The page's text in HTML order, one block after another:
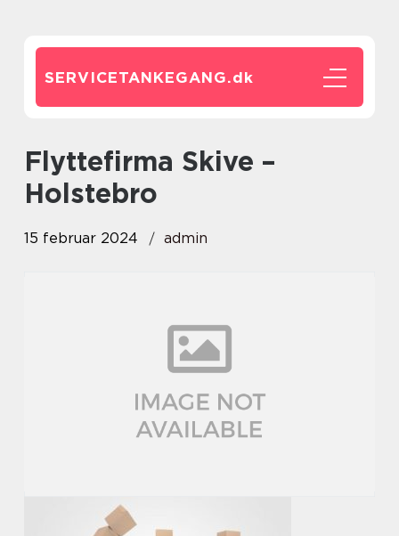
SERVICETANKEGANG.dk
Flyttefirma Skive –
Holstebro
15 februar 2024 admin